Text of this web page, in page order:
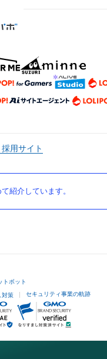
採用サイト
紹介しています。
トボット
対策 セキュリティ事業の軌跡